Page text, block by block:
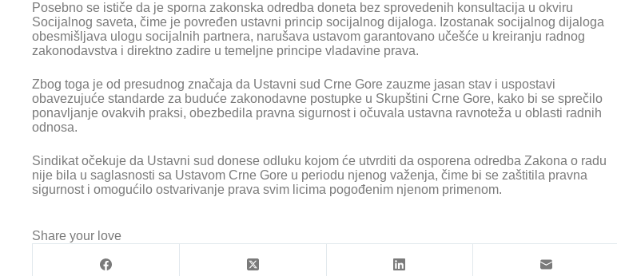
Posebno se ističe da je sporna zakonska odredba doneta bez sprovedenih konsultacija u okviru
Socijalnog saveta, čime je povređen ustavni princip socijalnog dijaloga. Izostanak socijalnog dijaloga
obesmišljava ulogu socijalnih partnera, narušava ustavom garantovano učešće u kreiranju radnog
zakonodavstva i direktno zadire u temeljne principe vladavine prava.
Zbog toga je od presudnog značaja da Ustavni sud Crne Gore zauzme jasan stav i uspostavi
obavezujuće standarde za buduće zakonodavne postupke u Skupštini Crne Gore, kako bi se sprečilo
ponavljanje ovakvih praksi, obezbedila pravna sigurnost i očuvala ustavna ravnoteža u oblasti radnih
odnosa.
Sindikat očekuje da Ustavni sud donese odluku kojom će utvrditi da osporena odredba Zakona o radu
nije bila u saglasnosti sa Ustavom Crne Gore u periodu njenog važenja, čime bi se zaštitila pravna
sigurnost i omogućilo ostvarivanje prava svim licima pogođenim njenom primenom.
Share your love